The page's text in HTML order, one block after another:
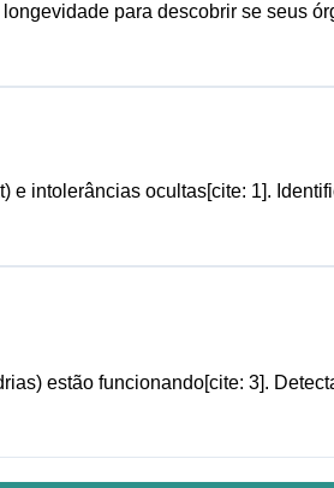
para descobrir se seus
intolerâncias ocultas[cite: 1].
estão funcionando[cite: 3].